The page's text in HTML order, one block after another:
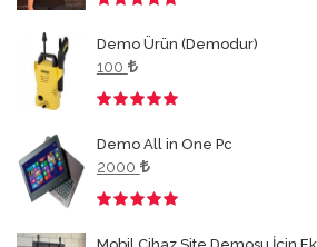
Demo Ürün (Demodur)
100
Demo All in One Pc
2000